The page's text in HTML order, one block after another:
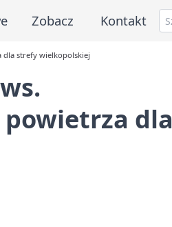
Zobacz Kontakt
dla strefy wielkopolskiej
dla